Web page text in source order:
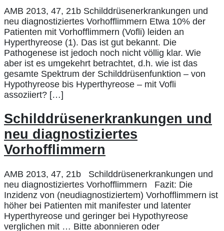
AMB 2013, 47, 21b Schilddrüsenerkrankungen und
neu diagnostiziertes Vorhofflimmern Etwa 10% der
Patienten mit Vorhofflimmern (Vofli) leiden an
Hyperthyreose (1). Das ist gut bekannt. Die
Pathogenese ist jedoch noch nicht völlig klar. Wie
aber ist es umgekehrt betrachtet, d.h. wie ist das
gesamte Spektrum der Schilddrüsenfunktion – von
Hypothyreose bis Hyperthyreose – mit Vofli
assoziiert? […]
Schilddrüsenerkrankungen und
neu diagnostiziertes
Vorhofflimmern
AMB 2013, 47, 21b Schilddrüsenerkrankungen und
neu diagnostiziertes Vorhofflimmern Fazit: Die
Inzidenz von (neudiagnostiziertem) Vorhofflimmern ist
höher bei Patienten mit manifester und latenter
Hyperthyreose und geringer bei Hypothyreose
verglichen mit … Bitte abonnieren oder